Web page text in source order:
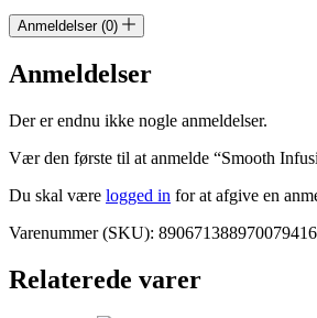
Anmeldelser (0)
Anmeldelser
Der er endnu ikke nogle anmeldelser.
Vær den første til at anmelde “Smooth
Du skal være logged in for at afgive en
Varenummer (SKU):
Relaterede varer